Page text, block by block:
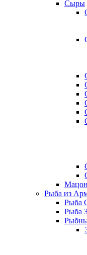
Сыры
Рыба из
Рыба
Рыба